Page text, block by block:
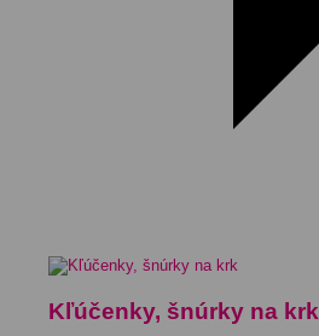
Kľúčenky, šnúrky na krk